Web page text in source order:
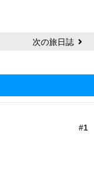
次の旅日誌
1